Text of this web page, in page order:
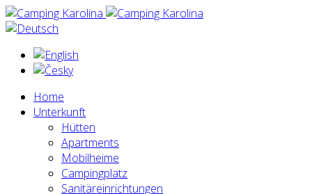
Home
Unterkunft
Hütten
Apartments
Mobilheime
Campingplatz
Sanitäreinrichtungen